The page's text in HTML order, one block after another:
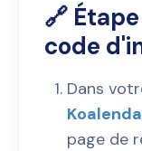
🔗
code
Dans
page de